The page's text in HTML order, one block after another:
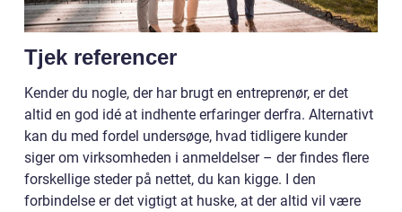
Tjek referencer
Kender du nogle, der har brugt en entreprenør, er det
altid en god idé at indhente erfaringer derfra. Alternativt
kan du med fordel undersøge, hvad tidligere kunder
siger om virksomheden i anmeldelser – der findes flere
forskellige steder på nettet, du kan kigge. I den
forbindelse er det vigtigt at huske, at der altid vil være